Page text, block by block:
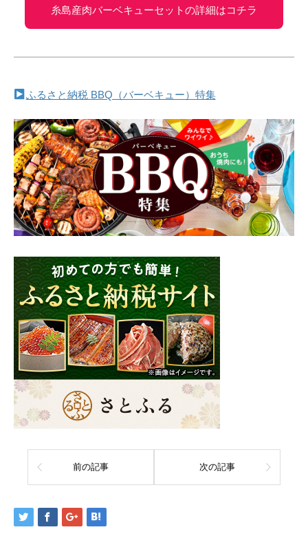
糸島産肉バーベキューセットの詳細はコチラ
ふるさと納税 BBQ（バーベキュー）特集
前の記事 次の記事